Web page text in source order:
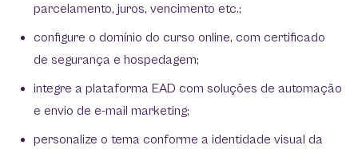
parcelamento, juros, vencimento etc.;
configure o domínio do curso online, com certificado
de segurança e hospedagem;
integre a plataforma EAD com soluções de automação
e envio de e-mail marketing;
personalize o tema conforme a identidade visual da